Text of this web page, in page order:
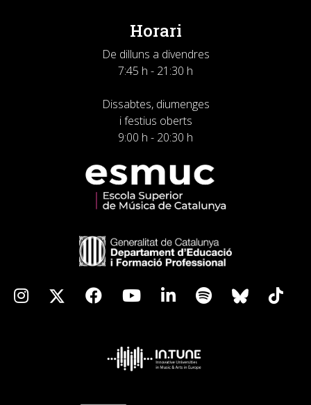
Horari
De dilluns a divendres
7:45 h - 21:30 h
Dissabtes, diumenges
i festius oberts
9:00 h - 20:30 h